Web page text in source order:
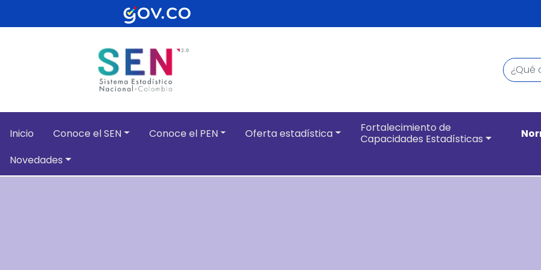
Pasar al contenido principal
Buscar
Navegación
Inicio Conoce el SEN Conoce el PEN Oferta estadística
Fortalecimiento de
Capacidades Estadísticas
Novedades